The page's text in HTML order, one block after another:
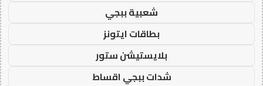
شعبية ببجي
بطاقات ايتونز
بلايستيشن ستور
شدات ببجي اقساط